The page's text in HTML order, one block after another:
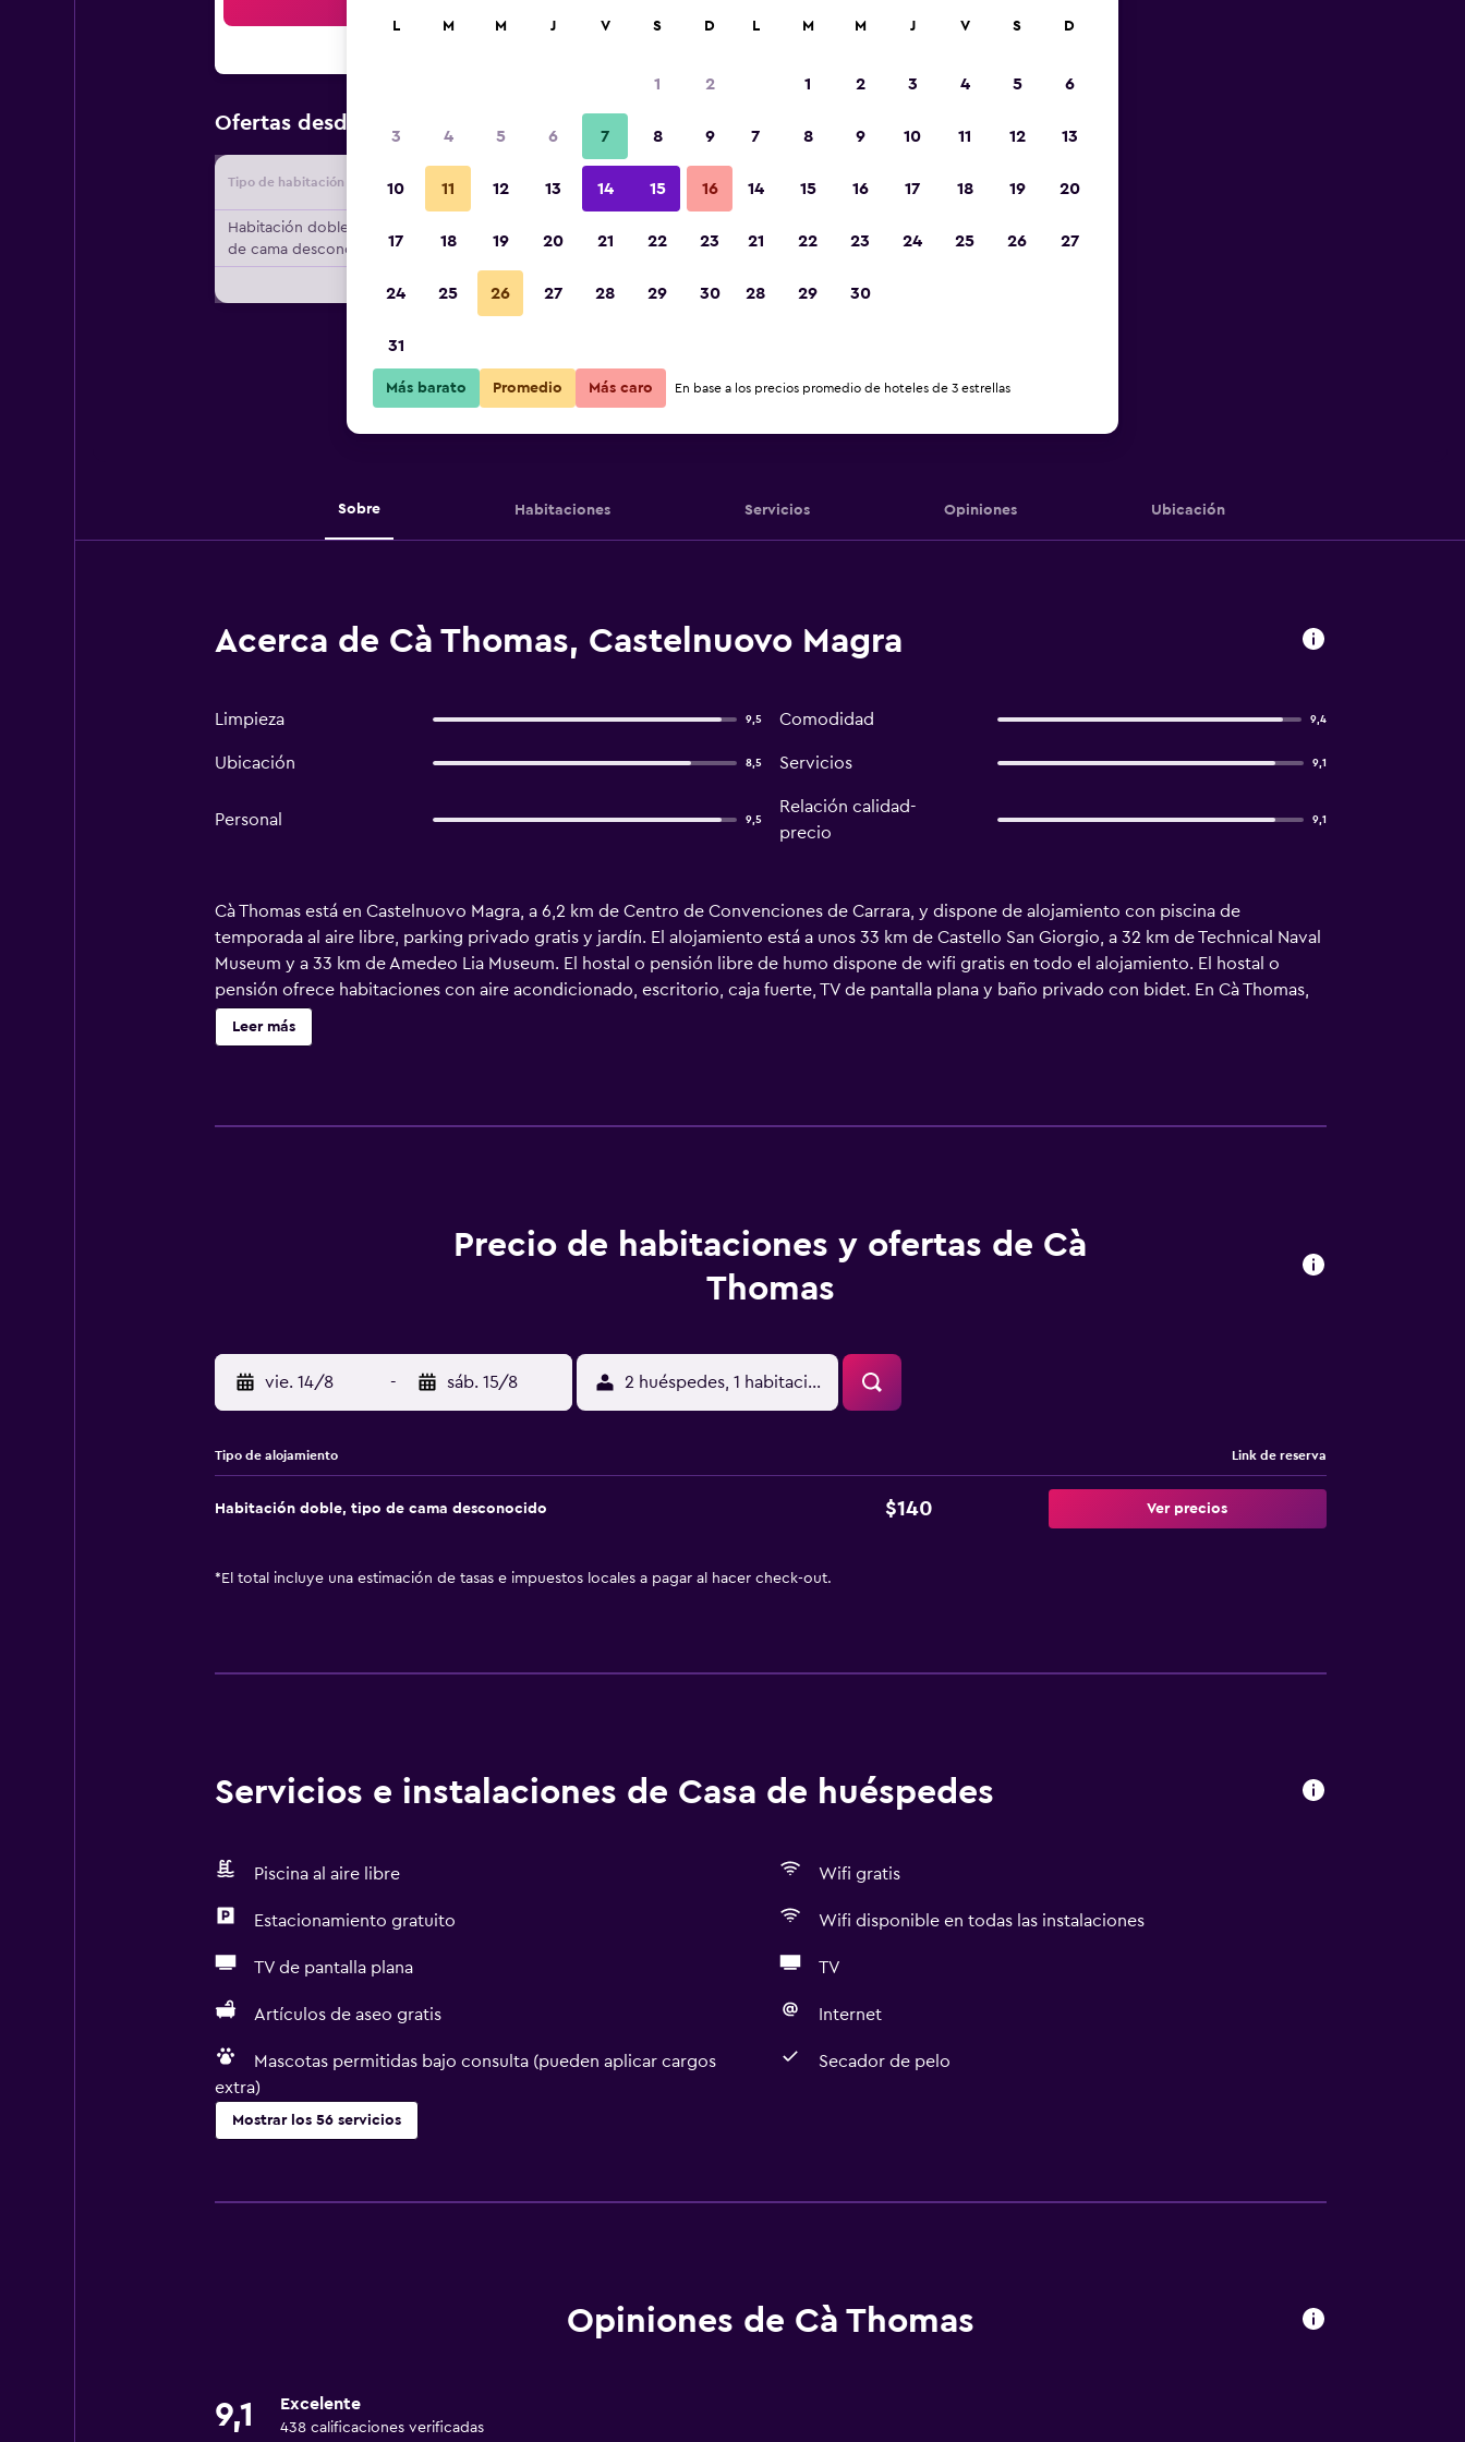
Ofertas desde Oferta más barata de precio por noche
Tipo de habitación Proveedor Total noche
Habitación doble, tipo
de cama desconocido
$140 Ver oferta
Sobre Habitaciones Servicios Opiniones Ubicación
Acerca de Cà Thomas, Castelnuovo Magra
Limpieza 9,5 Comodidad 9,4
Ubicación 8,5 Servicios 9,1
Personal 9,5
Relación calidad-
precio
9,1
Cà Thomas está en Castelnuovo Magra, a 6,2 km de Centro de Convenciones de Carrara, y dispone de alojamiento con piscina de
temporada al aire libre, parking privado gratis y jardín. El alojamiento está a unos 33 km de Castello San Giorgio, a 32 km de Technical Naval
Museum y a 33 km de Amedeo Lia Museum. El hostal o pensión libre de humo dispone de wifi gratis en todo el alojamiento. El hostal o
pensión ofrece habitaciones con aire acondicionado, escritorio, caja fuerte, TV de pantalla plana y baño privado con bidet. En Cà Thomas,
las habitaciones tienen ropa de cama y toallas. En el alojamiento se puede disfrutar de un desayuno italiano. La clientela puede practicar
actividades en Castelnuovo Magra y alrededores, como ciclismo. Estación de tren de Viareggio está a 38 km del alojamiento. El aeropuerto
Leer más
Precio de habitaciones y ofertas de Cà
Thomas
vie. 14/8 - sáb. 15/8 2 huéspedes, 1 habitación
Tipo de alojamiento Link de reserva
Habitación doble, tipo de cama desconocido $140 Ver precios
* El total incluye una estimación de tasas e impuestos locales a pagar al hacer check-out.
Servicios e instalaciones de Casa de huéspedes
Piscina al aire libre Wifi gratis
Estacionamiento gratuito Wifi disponible en todas las instalaciones
TV de pantalla plana TV
Artículos de aseo gratis Internet
Mascotas permitidas bajo consulta (pueden aplicar cargos
extra)
Secador de pelo
Mostrar los 56 servicios
Wifi gratis
Champú
Ducha
Secador de pelo
Opiniones de Cà Thomas
9,1 Excelente
438 calificaciones verificadas
L M M J V S D
1 2
3 4 5 6 7 8 9
10 11 12 13 14 15 16
17 18 19 20 21 22 23
24 25 26 27 28 29 30
31
L M M J V S D
1 2 3 4 5 6
7 8 9 10 11 12 13
14 15 16 17 18 19 20
21 22 23 24 25 26 27
28 29 30
Más barato Promedio Más caro En base a los precios promedio de hoteles de 3 estrellas